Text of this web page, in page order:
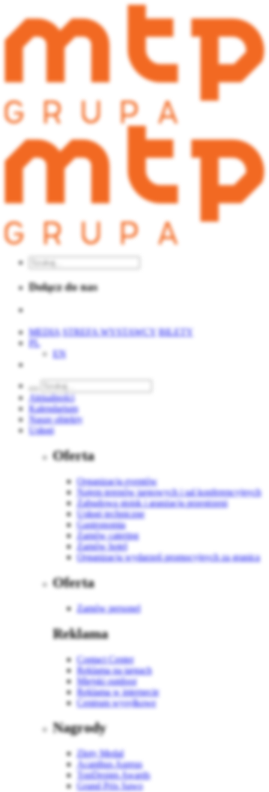
Dołącz do nas
MEDIA STREFA WYSTAWCY BILETY
PL
EN
Aktualności
Kalendarium
Nasze obiekty
Usługi
Oferta
Organizacja eventów
Najem terenów targowych i sal konferencyjnych
Zabudowa stoisk i aranżacja przestrzeni
Usługi techniczne
Gastronomia
Zamów catering
Zamów hotel
Organizacja wydarzeń promocyjnych za granicą
Oferta
Zamów personel
Reklama
Contact Center
Reklama na targach
Miejski outdoor
Reklama w internecie
Centrum wysyłkowe
Nagrody
Złoty Medal
Acanthus Aureus
TopDesign Awards
Grand Prix Sawo